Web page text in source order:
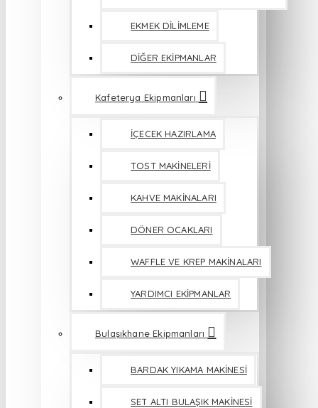
EKMEK DİLİMLEME
DİĞER EKİPMANLAR
Kafeterya Ekipmanları
İÇECEK HAZIRLAMA
TOST MAKİNELERİ
KAHVE MAKİNALARI
DÖNER OCAKLARI
WAFFLE VE KREP MAKİNALARI
YARDIMCI EKİPMANLAR
Bulaşıkhane Ekipmanları
BARDAK YIKAMA MAKİNESİ
SET ALTI BULAŞIK MAKİNESİ